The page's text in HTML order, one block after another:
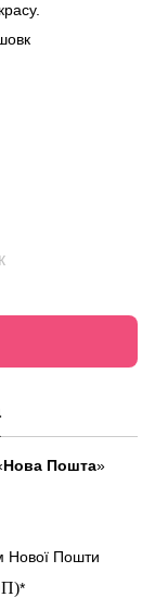
Нова Пошта»
Нової Пошти
*